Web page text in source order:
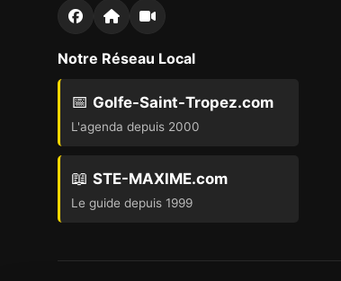
Notre Réseau Local
📅 Golfe-Saint-Tropez.com
L'agenda depuis 2000
📖 STE-MAXIME.com
Le guide depuis 1999